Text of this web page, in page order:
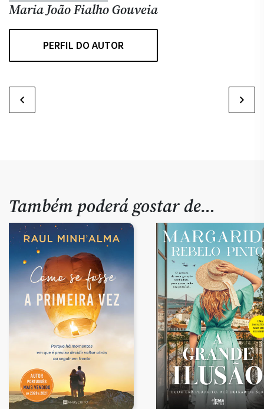
Maria João Fialho Gouveia
PERFIL DO AUTOR
Também poderá gostar de…